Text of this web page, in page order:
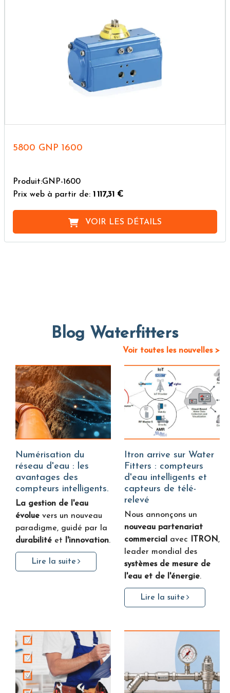
5800 GNP 1600
Produit:GNP-1600
Prix web à partir de: 1 117,31 €
VOIR LES DÉTAILS
Blog Waterfitters
Voir toutes les nouvelles >
Numérisation du
réseau d'eau : les
avantages des
compteurs intelligents.
La gestion de l'eau
évolue vers un nouveau
paradigme, guidé par la
durabilité et l'innovation.
Lire la suite
Itron arrive sur Water
Fitters : compteurs
d'eau intelligents et
capteurs de télé-
relevé
Nous annonçons un
nouveau partenariat
commercial
avec ITRON,
leader mondial des
systèmes de mesure de
l'eau et de l'énergie.
Lire la suite